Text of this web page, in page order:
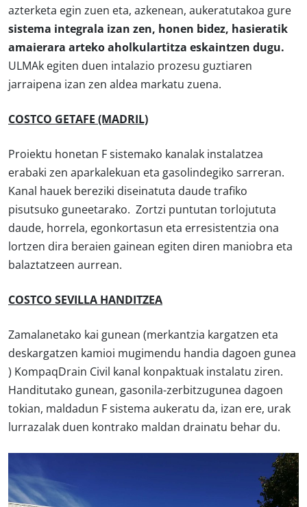
azterketa egin zuen eta, azkenean, aukeratutakoa gure
sistema integrala izan zen, honen bidez, hasieratik
amaierara arteko aholkulartitza eskaintzen dugu.
ULMAk egiten duen intalazio prozesu guztiaren
jarraipena izan zen aldea markatu zuena.
COSTCO GETAFE (MADRIL)
Proiektu honetan F sistemako kanalak instalatzea
erabaki zen aparkalekuan eta gasolindegiko sarreran.
Kanal hauek bereziki diseinatuta daude trafiko
pisutsuko guneetarako. Zortzi puntutan torlojututa
daude, horrela, egonkortasun eta erresistentzia ona
lortzen dira beraien gainean egiten diren maniobra eta
balaztatzeen aurrean.
COSTCO SEVILLA HANDITZEA
Zamalanetako kai gunean (merkantzia kargatzen eta
deskargatzen kamioi mugimendu handia dagoen gunea
) KompaqDrain Civil kanal konpaktuak instalatu ziren.
Handitutako gunean, gasonila-zerbitzugunea dagoen
tokian, maldadun F sistema aukeratu da, izan ere, urak
lurrazalak duen kontrako maldan drainatu behar du.